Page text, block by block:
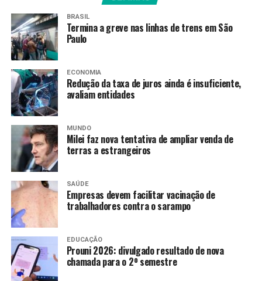
BRASIL
Termina a greve nas linhas de trens em São
Paulo
ECONOMIA
Redução da taxa de juros ainda é insuficiente,
avaliam entidades
MUNDO
Milei faz nova tentativa de ampliar venda de
terras a estrangeiros
SAÚDE
Empresas devem facilitar vacinação de
trabalhadores contra o sarampo
EDUCAÇÃO
Prouni 2026: divulgado resultado de nova
chamada para o 2º semestre